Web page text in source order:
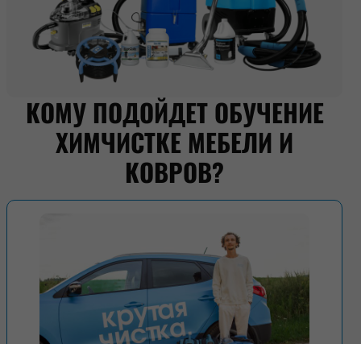
КОМУ ПОДОЙДЕТ ОБУЧЕНИЕ
ХИМЧИСТКЕ МЕБЕЛИ И
КОВРОВ?